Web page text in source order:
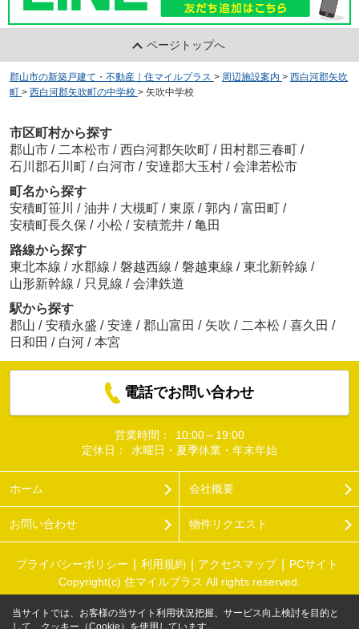
ページトップへ
郡山市の新築戸建て・不動産｜住マイルプラス > 周辺施設案内 > 西白河郡矢吹
町 > 西白河郡矢吹町の中学校 > 矢吹中学校
市区町村から探す
郡山市 / 二本松市 / 西白河郡矢吹町 / 田村郡三春町 /
石川郡石川町 / 白河市 / 安達郡大玉村 / 会津若松市
町名から探す
安積町笹川 / 油井 / 大槻町 / 東原 / 郭内 / 富田町 /
安積町長久保 / 小松 / 安積荒井 / 亀田
路線から探す
東北本線 / 水郡線 / 磐越西線 / 磐越東線 / 東北新幹線 /
山形新幹線 / 只見線 / 会津鉄道
駅から探す
郡山 / 安積永盛 / 安達 / 郡山富田 / 矢吹 / 二本松 / 喜久田 /
日和田 / 白河 / 本宮
電話でお問い合わせ
営業時間：
10:00～19:00
定休日：
水曜日・夏季休業・年末年始
ホーム 会社概要
お問い合わせ 物件リクエスト
プライバシーポリシー 利用規約 アクセスマップ
PCサイト
Copyright(c) 住マイルプラス All rights reserved.
当サイトでは、お客様の当サイト利用状況把握、サービス向上検討を目的と
して、クッキー（Cookie）を使用しています。